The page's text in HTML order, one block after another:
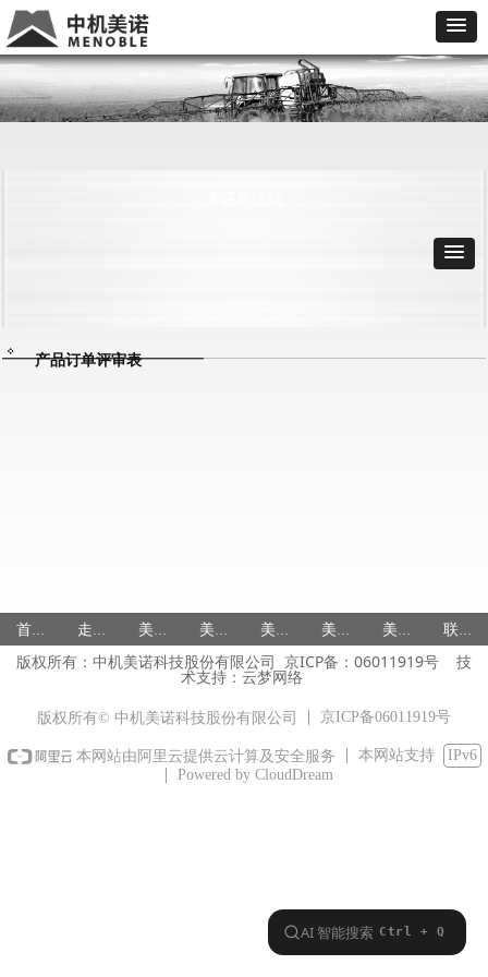
产品订单评审表
首页 走进美诺 美诺产品 美诺研发 美诺国际 美诺服务 美诺人力 联系美诺
版权所有：中机美诺科技股份有限公司 京ICP备： 06011919号 技
术支持： 云梦网络
版权所有© 中机美诺科技股份有限公司 京ICP备06011919号
本网站由阿里云提供云计算及安全服务 本网站支持
IPv6
Powered by CloudDream